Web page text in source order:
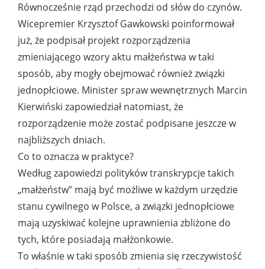
Równocześnie rząd przechodzi od słów do czynów.
Wicepremier Krzysztof Gawkowski poinformował
już, że podpisał projekt rozporządzenia
zmieniającego wzory aktu małżeństwa w taki
sposób, aby mogły obejmować również związki
jednopłciowe. Minister spraw wewnętrznych Marcin
Kierwiński zapowiedział natomiast, że
rozporządzenie może zostać podpisane jeszcze w
najbliższych dniach.
Co to oznacza w praktyce?
Według zapowiedzi polityków transkrypcje takich
„małżeństw” mają być możliwe w każdym urzędzie
stanu cywilnego w Polsce, a związki jednopłciowe
mają uzyskiwać kolejne uprawnienia zbliżone do
tych, które posiadają małżonkowie.
To właśnie w taki sposób zmienia się rzeczywistość